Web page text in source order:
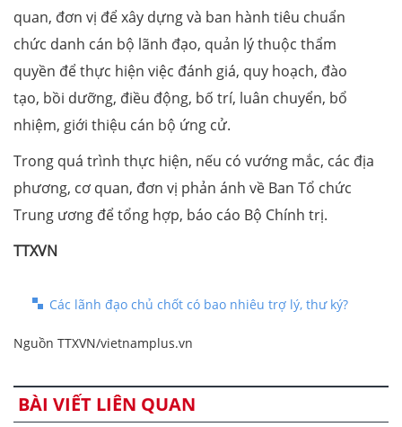
quan, đơn vị để xây dựng và ban hành tiêu chuẩn
chức danh cán bộ lãnh đạo, quản lý thuộc thẩm
quyền để thực hiện việc đánh giá, quy hoạch, đào
tạo, bồi dưỡng, điều động, bố trí, luân chuyển, bổ
nhiệm, giới thiệu cán bộ ứng cử.
Trong quá trình thực hiện, nếu có vướng mắc, các địa
phương, cơ quan, đơn vị phản ánh về Ban Tổ chức
Trung ương để tổng hợp, báo cáo Bộ Chính trị.
TTXVN
Các lãnh đạo chủ chốt có bao nhiêu trợ lý, thư ký?
Nguồn TTXVN/vietnamplus.vn
BÀI VIẾT LIÊN QUAN